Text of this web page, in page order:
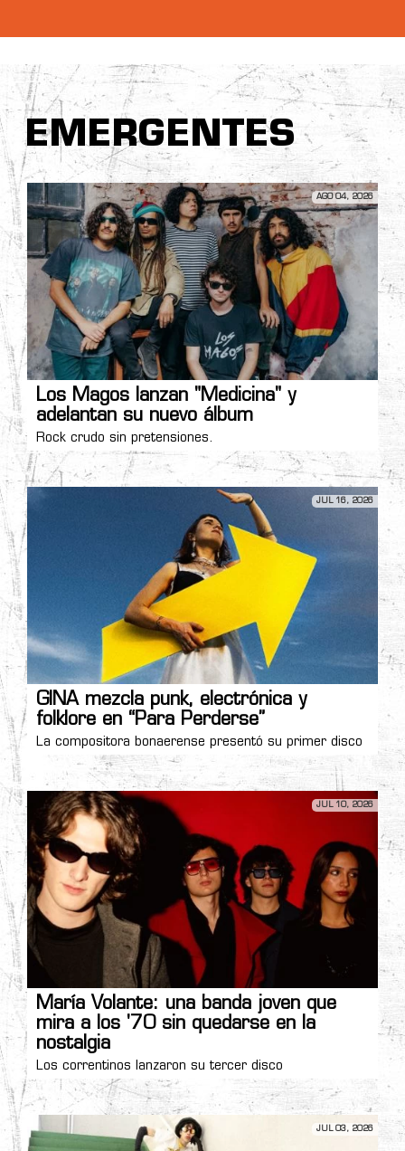
EMERGENTES
AGO 04, 2026
Los Magos lanzan "Medicina" y
adelantan su nuevo álbum
Rock crudo sin pretensiones.
JUL 16, 2026
GINA mezcla punk, electrónica y
folklore en “Para Perderse”
La compositora bonaerense presentó su primer disco
JUL 10, 2026
María Volante: una banda joven que
mira a los '70 sin quedarse en la
nostalgia
Los correntinos lanzaron su tercer disco
JUL 03, 2026